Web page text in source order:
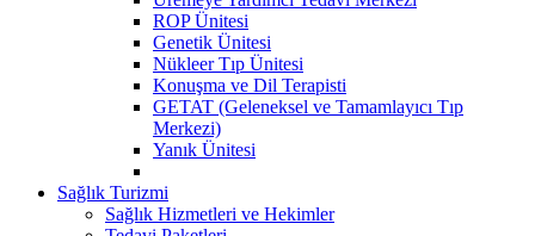
ROP Ünitesi
Genetik Ünitesi
Nükleer Tıp Ünitesi
Konuşma ve Dil Terapisti
GETAT (Geleneksel ve Tamamlayıcı Tıp
Merkezi)
Yanık Ünitesi
Sağlık Turizmi
Sağlık Hizmetleri ve Hekimler